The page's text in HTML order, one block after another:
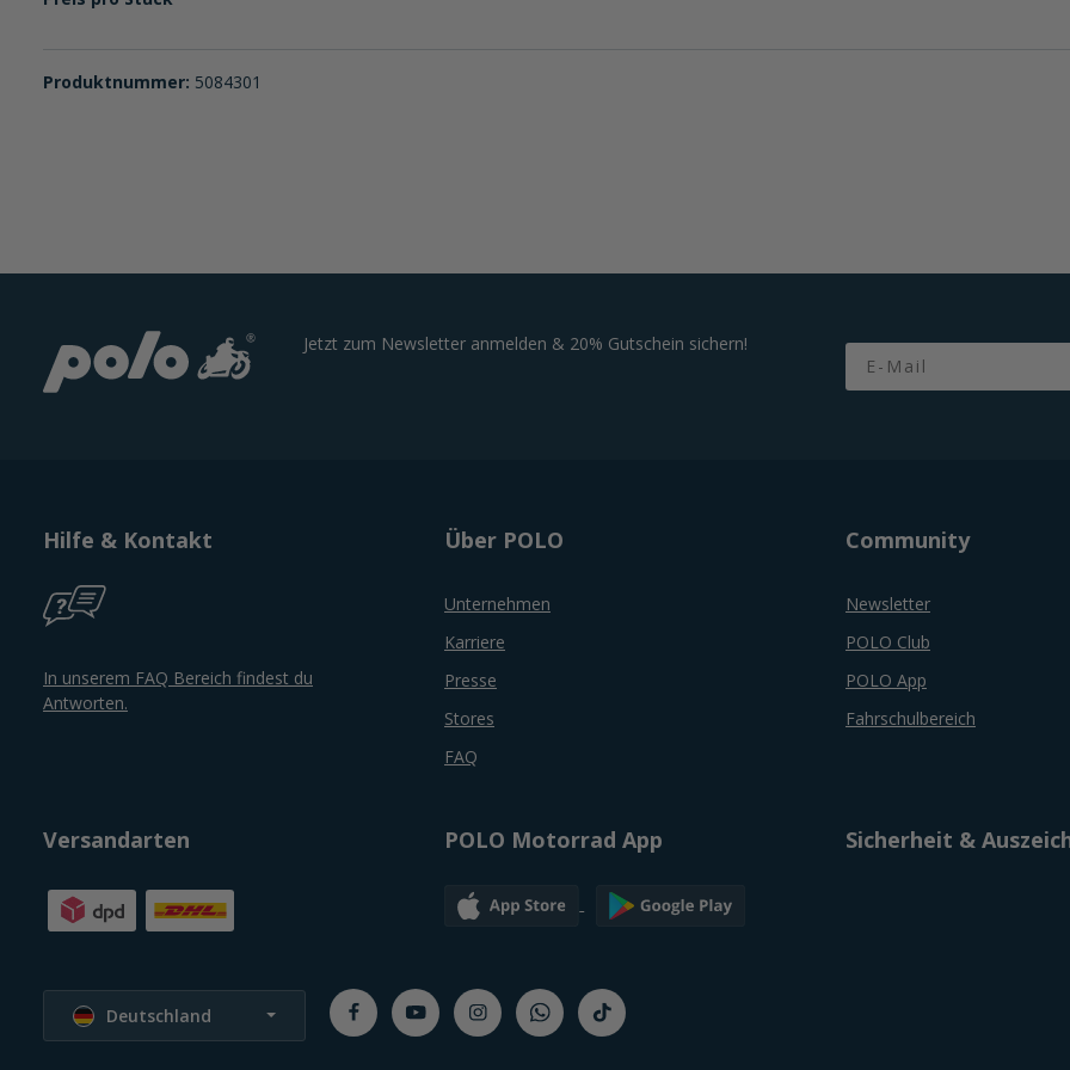
Produktnummer: 5084301
Jetzt zum Newsletter anmelden & 20% Gutschein sichern! Email
Hilfe & Kontakt
In unserem FAQ Bereich findest du
Antworten.
Über POLO
Unternehmen
Karriere
Presse
Stores
FAQ
Community
Newsletter
POLO Club
POLO App
Fahrschulbereich
Versandarten POLO Motorrad App Sicherheit &
Sprache wählen
Deutschland